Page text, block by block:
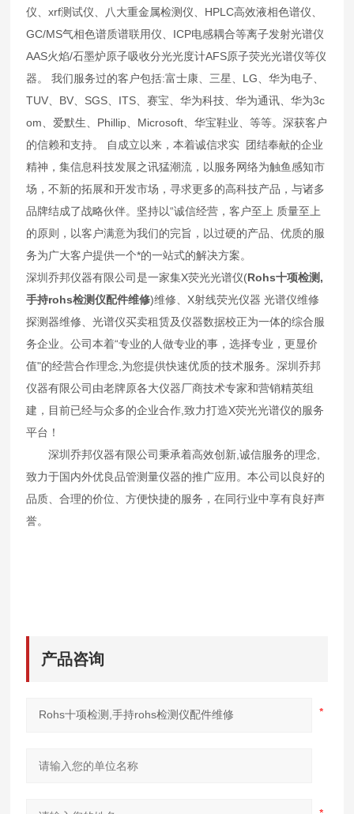
仪、xrf测试仪、八大重金属检测仪、HPLC高效液相色谱仪、
GC/MS气相色谱质谱联用仪、ICP电感耦合等离子发射光谱仪
AAS火焰/石墨炉原子吸收分光光度计AFS原子荧光光谱仪等仪
器。 我们服务过的客户包括:富士康、三星、LG、华为电子、
TUV、BV、SGS、ITS、赛宝、华为科技、华为通讯、华为3c
om、爱默生、Phillip、Microsoft、华宝鞋业、等等。深获客户
的信赖和支持。 自成立以来，本着诚信求实 团结奉献的企业
精神，集信息科技发展之讯猛潮流，以服务网络为触鱼感知市
场，不新的拓展和开发市场，寻求更多的高科技产品，与诸多
品牌结成了战略伙伴。坚持以“诚信经营，客户至上 质量至上
的原则，以客户满意为我们的完旨，以过硬的产品、优质的服
务为广大客户提供一个*的一站式的解决方案。
深圳乔邦仪器有限公司是一家集X荧光光谱仪(Rohs十项检测,
手持rohs检测仪配件维修)维修、X射线荧光仪器 光谱仪维修
探测器维修、光谱仪买卖租赁及仪器数据校正为一体的综合服
务企业。公司本着“专业的人做专业的事，选择专业，更显价
值"的经营合作理念,为您提供快速优质的技术服务。深圳乔邦
仪器有限公司由老牌原各大仪器厂商技术专家和营销精英组
建，目前已经与众多的企业合作,致力打造X荧光光谱仪的服务
平台！
深圳乔邦仪器有限公司秉承着高效创新,诚信服务的理念,
致力于国内外优良品管测量仪器的推广应用。本公司以良好的
品质、合理的价位、方便快捷的服务，在同行业中享有良好声
誉。
产品咨询